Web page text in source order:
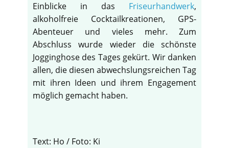
Einblicke in das Friseurhandwerk,
alkoholfreie Cocktailkreationen, GPS-
Abenteuer und vieles mehr. Zum
Abschluss wurde wieder die schönste
Jogginghose des Tages gekürt. Wir danken
allen, die diesen abwechslungsreichen Tag
mit ihren Ideen und ihrem Engagement
möglich gemacht haben.
Text: Ho / Foto: Ki